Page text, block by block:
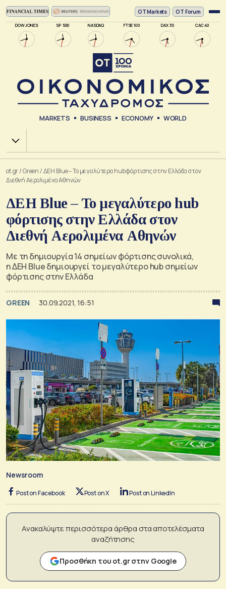
DOW JONES SP 500 NASDAQ FTSE 100 DAX 30 CAC 40
ΟΤ Markets OT Forum
MARKETS BUSINESS ECONOMY WORLD
Χ.Α.
ot.gr/Green /ΔΕΗ Blue – Το μεγαλύτερο hub φόρτισης στην Ελλάδα στον
Διεθνή Αερολιμένα Αθηνών
ΔΕΗ Blue – Το μεγαλύτερο hub
φόρτισης στην Ελλάδα στον
Διεθνή Αερολιμένα Αθηνών
Με τη δημιουργία 14 σημείων φόρτισης συνολικά,
η ΔΕΗ Blue δημιουργεί το μεγαλύτερο hub σημείων
φόρτισης στην Ελλάδα
GREEN 30.09.2021, 16:51
Newsroom
Post on Facebook Post on X Post on LinkedIn
Ανακαλύψτε περισσότερα άρθρα στα αποτελέσματα
αναζήτησης
Προσθήκη του ot.gr στην Google